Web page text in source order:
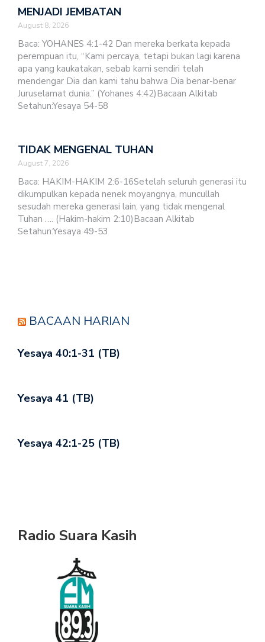
MENJADI JEMBATAN
August 8, 2026
Baca: YOHANES 4:1-42 Dan mereka berkata kepada
perempuan itu, “Kami percaya, tetapi bukan lagi karena
apa yang kaukatakan, sebab kami sendiri telah
mendengar Dia dan kami tahu bahwa Dia benar-benar
Juruselamat dunia.” (Yohanes 4:42)Bacaan Alkitab
Setahun:Yesaya 54-58
TIDAK MENGENAL TUHAN
August 7, 2026
Baca: HAKIM-HAKIM 2:6-16Setelah seluruh generasi itu
dikumpulkan kepada nenek moyangnya, muncullah
sesudah mereka generasi lain, yang tidak mengenal
Tuhan …. (Hakim-hakim 2:10)Bacaan Alkitab
Setahun:Yesaya 49-53
BACAAN HARIAN
Yesaya 40:1-31 (TB)
Yesaya 41 (TB)
Yesaya 42:1-25 (TB)
Radio Suara Kasih